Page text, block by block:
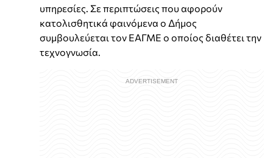
υπηρεσίες. Σε περιπτώσεις που αφορούν
κατολισθητικά φαινόμενα ο Δήμος
συμβουλεύεται τον ΕΑΓΜΕ ο οποίος διαθέτει την
τεχνογνωσία.